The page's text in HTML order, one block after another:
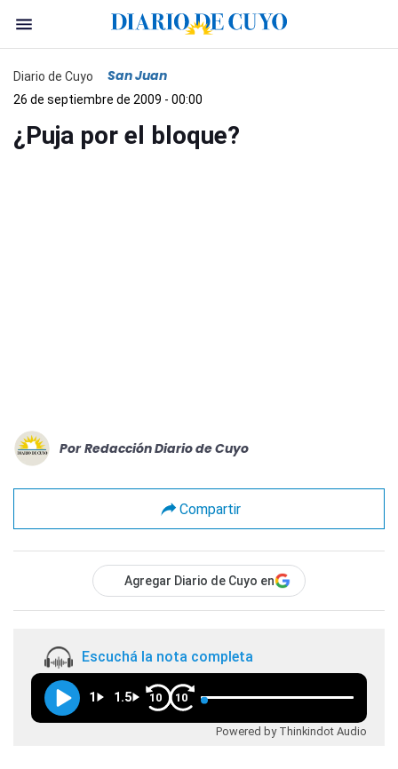
Diario de Cuyo San Juan
26 de septiembre de 2009 - 00:00
¿Puja por el bloque?
Por Redacción Diario de Cuyo
Compartir
Agregar Diario de Cuyo en
Escuchá la nota completa
1 1.5 10 10
Powered by Thinkindot Audio